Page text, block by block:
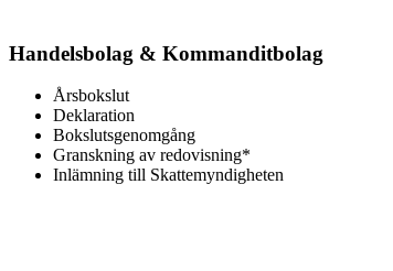
Handelsbolag & Kommanditbolag
Årsbokslut
Deklaration
Bokslutsgenomgång
Granskning av redovisning*
Inlämning till Skattemyndigheten